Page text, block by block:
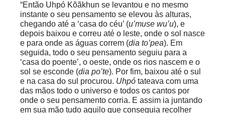
“Então Uhpó Kõãkhun se levantou e no mesmo
instante o seu pensamento se elevou às alturas,
chegando até a ‘casa do céu’ (u’muse wu’u), e
depois baixou e correu até o leste, onde o sol nasce
e para onde as águas correm (dia to’pea). Em
seguida, todo o seu pensamento seguiu para a
‘casa do poente’, o oeste, onde os rios nascem e o
sol se esconde (dia po’te). Por fim, baixou até o sul
e na casa do sul procurou. Uhpó tateava com uma
das mãos todo o universo e todos os cantos por
onde o seu pensamento corria. E assim ia juntando
em sua mão tudo aquilo que conseguia recolher